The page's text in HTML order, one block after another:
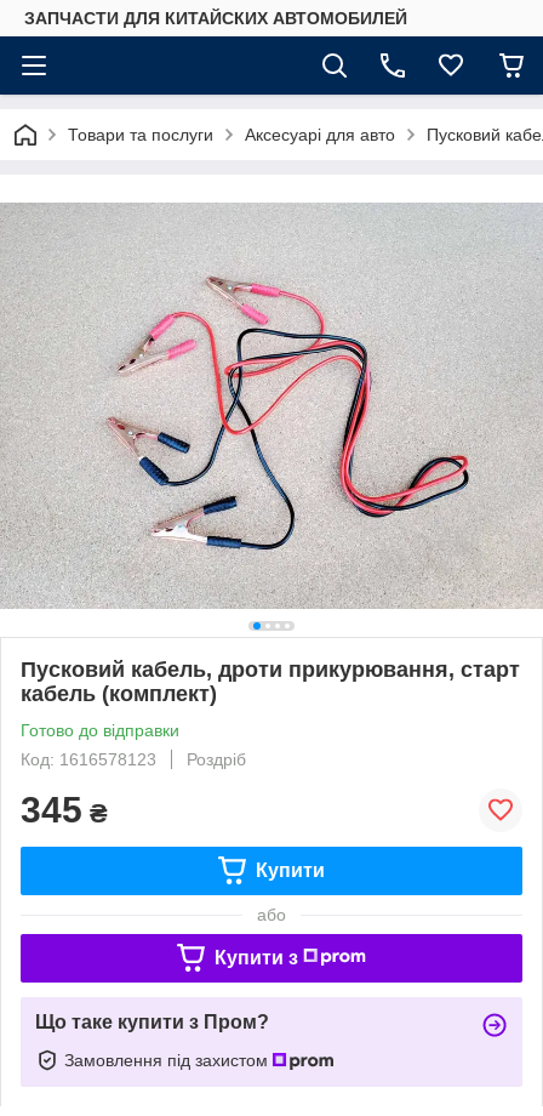
ЗАПЧАСТИ ДЛЯ КИТАЙСКИХ АВТОМОБИЛЕЙ
Товари та послуги Аксесуарі для авто Пусковий
Пусковий кабель, дроти прикурювання, старт
кабель (комплект)
Готово до відправки
Код: 1616578123
Роздріб
345 ₴
Купити
або
Купити з
Що таке купити з Пром?
Замовлення під захистом